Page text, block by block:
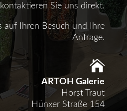
Sie uns direkt.
auf Ihren Besuch und Ihre
Anfrage.

ARTOH Galerie
Horst Traut
Hünxer Straße 154